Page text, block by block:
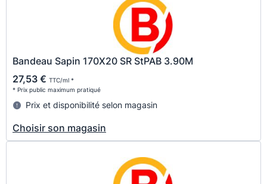
Bandeau Sapin 170X20 SR StPAB 3.90M
27,53 € TTC/ml *
* Prix public maximum pratiqué
Prix et disponibilité selon magasin
Choisir son magasin